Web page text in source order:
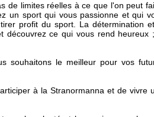
de limites réelles à ce que l'on peut
un sport qui vous passionne et qui
profit du sport. La détermination
découvrez ce qui vous rend heureux
souhaitons le meilleur pour vos
à la Stranormanna et de vivre